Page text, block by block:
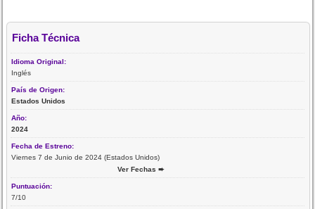
Ficha Técnica
Idioma Original:
Inglés
País de Origen:
Estados Unidos
Año:
2024
Fecha de Estreno:
Viernes 7 de Junio de 2024 (Estados Unidos)
Ver Fechas ➨
Puntuación:
7/10